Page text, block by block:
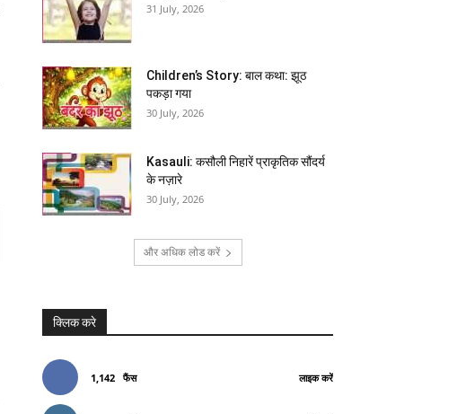
31 July, 2026
Children’s Story: बाल कथा: झूठ
पकड़ा गया
30 July, 2026
Kasauli: कसौली निहारें प्राकृतिक सौंदर्य
के नज़ारे
30 July, 2026
और अधिक लोड करें
क्लिक करे
1,142 फैंस लाइक करें